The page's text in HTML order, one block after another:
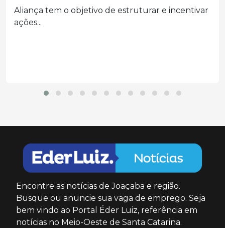
Comunidade vive semanas de oração que
antecedem a XXVII...
Encontre as notícias de Joaçaba e região.
Busque ou anuncie sua vaga de emprego. Seja
bem vindo ao Portal Éder Luiz, referência em
notícias no Meio-Oeste de Santa Catarina.